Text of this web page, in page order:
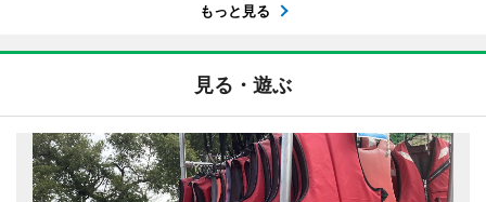
もっと見る
見る・遊ぶ